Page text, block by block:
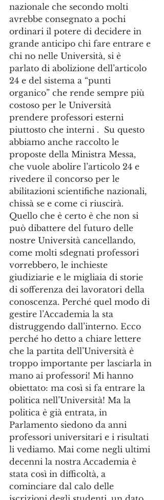
nazionale che secondo molti
avrebbe consegnato a pochi
ordinari il potere di decidere in
grande anticipo chi fare entrare e
chi no nelle Università, si è
parlato di abolizione dell’articolo
24 e del sistema a “punti
organico” che rende sempre più
costoso per le Università
prendere professori esterni
piuttosto che interni .  Su questo
abbiamo anche raccolto le
proposte della Ministra Messa,
che vuole abolire l’articolo 24 e
rivedere il concorso per le
abilitazioni scientifiche nazionali,
chissà se e come ci riuscirà.
Quello che è certo è che non si
può dibattere del futuro delle
nostre Università cancellando,
come molti sdegnati professori
vorrebbero, le inchieste
giudiziarie e le migliaia di storie
di sofferenza dei lavoratori della
conoscenza. Perché quel modo di
gestire l’Accademia la sta
distruggendo dall’interno. Ecco
perché ho detto a chiare lettere
che la partita dell’Università è
troppo importante per lasciarla in
mano ai professori! Mi hanno
obiettato: ma così si fa entrare la
politica nell’Università! Ma la
politica è già entrata, in
Parlamento siedono da anni
professori universitari e i risultati
li vediamo. Mai come negli ultimi
decenni la nostra Accademia è
stata così in difficoltà, a
cominciare dal calo delle